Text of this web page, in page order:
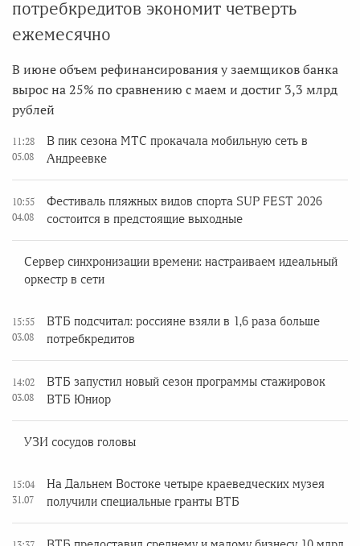
потребкредитов экономит четверть
ежемесячно
В июне объем рефинансирования у заемщиков банка
вырос на 25% по сравнению с маем и достиг 3,3 млрд
рублей
11:28
05.08
В пик сезона МТС прокачала мобильную сеть в
Андреевке
10:55
04.08
Фестиваль пляжных видов спорта SUP FEST 2026
состоится в предстоящие выходные
Сервер синхронизации времени: настраиваем идеальный
оркестр в сети
15:55
03.08
ВТБ подсчитал: россияне взяли в 1,6 раза больше
потребкредитов
14:02
03.08
ВТБ запустил новый сезон программы стажировок
ВТБ Юниор
УЗИ сосудов головы
15:04
31.07
На Дальнем Востоке четыре краеведческих музея
получили специальные гранты ВТБ